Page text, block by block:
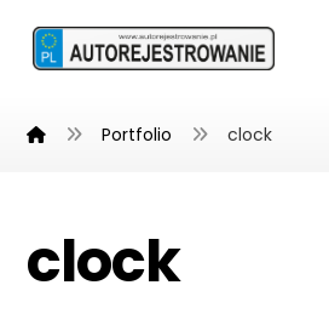
Portfolio clock
clock